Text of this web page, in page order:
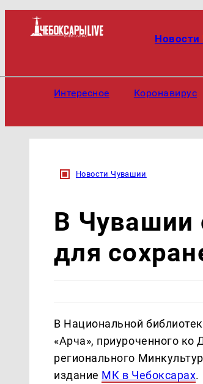
Интересное Коронавирус
Новости Чувашии
В Чувашии
для
В Национальной
«Арча», приуроченного
регионального
издание МК в Чебоксарах.